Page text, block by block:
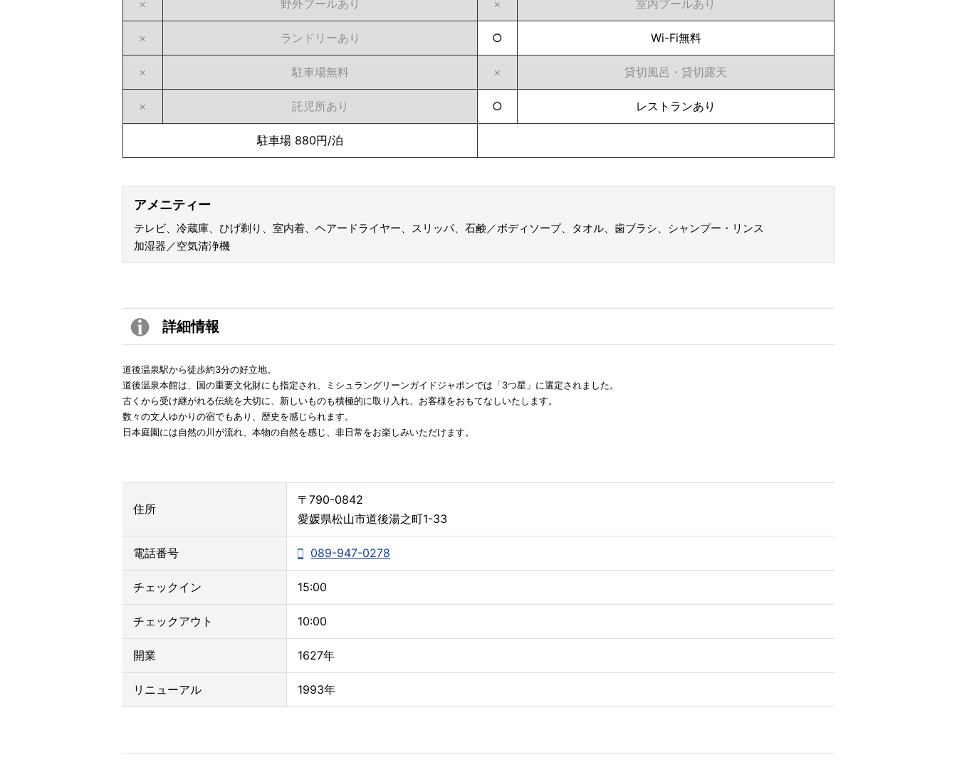
× 野外プールあり × 室内プールあり
× ランドリーあり ○ Wi-Fi無料
× 駐車場無料 × 貸切風呂・貸切露天
× 託児所あり ○ レストランあり
駐車場 880円/泊
アメニティー
テレビ、冷蔵庫、ひげ剃り、室内着、ヘアードライヤー、スリッパ、石鹸／ボディソープ、タオル、歯ブラシ、シャンプー・リンス
加湿器／空気清浄機
詳細情報
道後温泉駅から徒歩約3分の好立地。
道後温泉本館は、国の重要文化財にも指定され、ミシュラングリーンガイドジャポンでは「3つ星」に選定されました。
古くから受け継がれる伝統を大切に、新しいものも積極的に取り入れ、お客様をおもてなしいたします。
数々の文人ゆかりの宿でもあり、歴史を感じられます。
日本庭園には自然の川が流れ、本物の自然を感じ、非日常をお楽しみいただけます。
住所
〒790-0842
愛媛県松山市道後湯之町1-33
電話番号 089-947-0278
チェックイン 15:00
チェックアウト 10:00
開業 1627年
リニューアル 1993年